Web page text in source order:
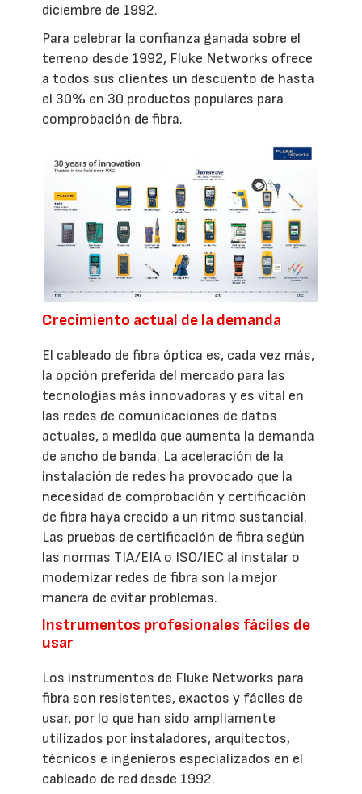
diciembre de 1992.
Para celebrar la confianza ganada sobre el
terreno desde 1992, Fluke Networks ofrece
a todos sus clientes un descuento de hasta
el 30% en 30 productos populares para
comprobación de fibra.
Crecimiento actual de la demanda
El cableado de fibra óptica es, cada vez más,
la opción preferida del mercado para las
tecnologías más innovadoras y es vital en
las redes de comunicaciones de datos
actuales, a medida que aumenta la demanda
de ancho de banda. La aceleración de la
instalación de redes ha provocado que la
necesidad de comprobación y certificación
de fibra haya crecido a un ritmo sustancial.
Las pruebas de certificación de fibra según
las normas TIA/EIA o ISO/IEC al instalar o
modernizar redes de fibra son la mejor
manera de evitar problemas.
Instrumentos profesionales fáciles de
usar
Los instrumentos de Fluke Networks para
fibra son resistentes, exactos y fáciles de
usar, por lo que han sido ampliamente
utilizados por instaladores, arquitectos,
técnicos e ingenieros especializados en el
cableado de red desde 1992.